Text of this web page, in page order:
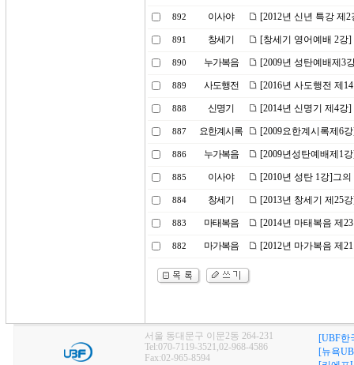
892 이사야 [2012년 신년 특강 제
891 창세기 [창세기 영어예배 2강]
890 누가복음 [2009년 성탄예배제3
889 사도행전 [2016년 사도행전 제
888 신명기 [2014년 신명기 제4강
887 요한계시록 [2009요한계시록제6
886 누가복음 [2009년성탄예배제1
885 이사야 [2010년 성탄 1강]그
884 창세기 [2013년 창세기 제25
883 마태복음 [2014년 마태복음 제
882 마가복음 [2012년 마가복음 제
서울 동대문구 이문2동 264-231
Tel:070-7119-3521,02-968-4586
Fax:02-965-8594
[UBF한
[뉴욕